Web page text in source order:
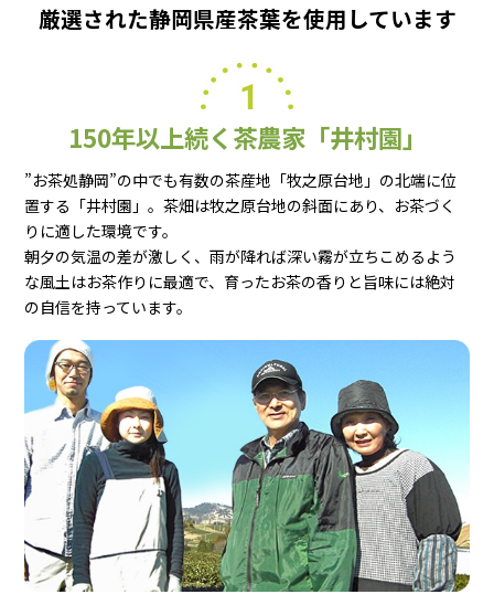
厳選された静岡県産茶葉を使用しています
150年以上続く茶農家「井村園」
”お茶処静岡”の中でも有数の茶産地「牧之原台地」の北端に位
置する「井村園」。茶畑は牧之原台地の斜面にあり、お茶づく
りに適した環境です。
朝夕の気温の差が激しく、雨が降れば深い霧が立ちこめるよう
な風土はお茶作りに最適で、育ったお茶の香りと旨味には絶対
の自信を持っています。
お問合せ
TEL: 0120-039604
受付時間 9:00～16:30 （土曜・日曜・祝日定休）